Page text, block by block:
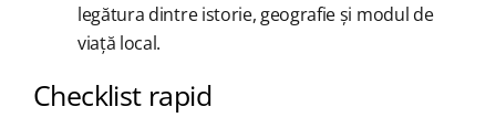
legătura dintre istorie, geografie și modul de
viață local.
Checklist rapid